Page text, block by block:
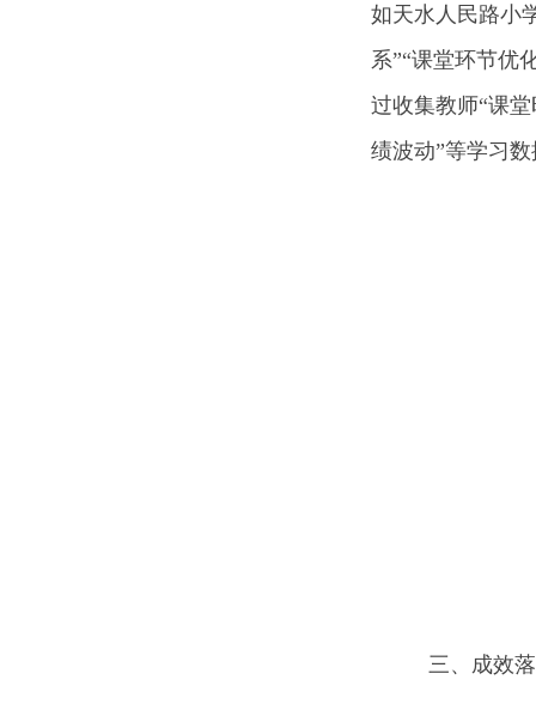
如天水人民路小
系”“课堂环节优
过收集教师“课
绩波动”等学习
三、成效落